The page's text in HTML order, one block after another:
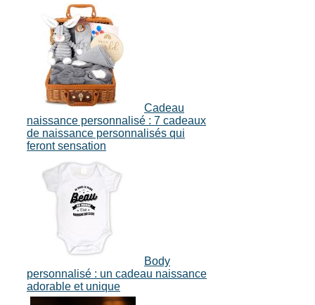
Cadeau
naissance personnalisé : 7 cadeaux
de naissance personnalisés qui
feront sensation
Body
personnalisé : un cadeau naissance
adorable et unique